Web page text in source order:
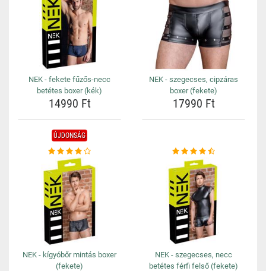
NEK - fekete fűzős-necc
betétes boxer (kék)
14990 Ft
NEK - szegecses, cipzáras
boxer (fekete)
17990 Ft
ÚJDONSÁG
NEK - kígyóbőr mintás boxer
(fekete)
NEK - szegecses, necc
betétes férfi felső (fekete)